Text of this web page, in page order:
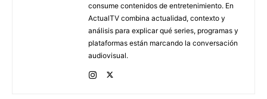
consume contenidos de entretenimiento. En
ActualTV combina actualidad, contexto y
análisis para explicar qué series, programas y
plataformas están marcando la conversación
audiovisual.